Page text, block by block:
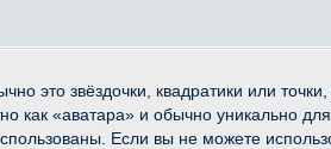
это звёздочки, квадратики или
как «аватара» и обычно уникально
Если вы не можете